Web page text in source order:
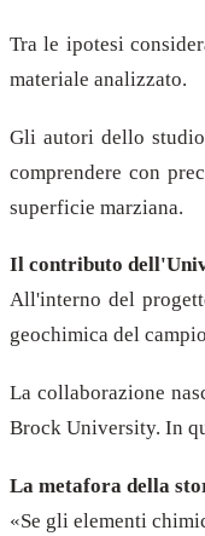
Tra le ipotesi
materiale analizzato.
Gli autori dello
comprendere con
superficie marziana.
Il contributo
All'interno del
geochimica del
La collaborazione
Brock University. In
La metafora della
«Se gli elementi